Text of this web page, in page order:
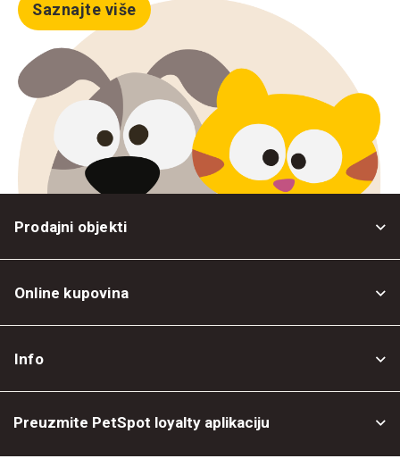
Saznajte više
Prodajni objekti
Online kupovina
Info
Preuzmite PetSpot loyalty aplikaciju